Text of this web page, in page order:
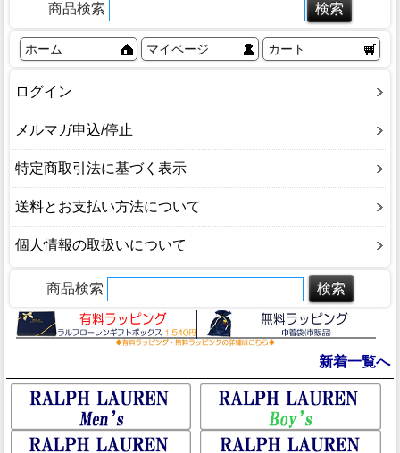
商品検索
ホーム マイページ カート
ログイン
メルマガ申込/停止
特定商取引法に基づく表示
送料とお支払い方法について
個人情報の取扱いについて
商品検索
新着一覧へ